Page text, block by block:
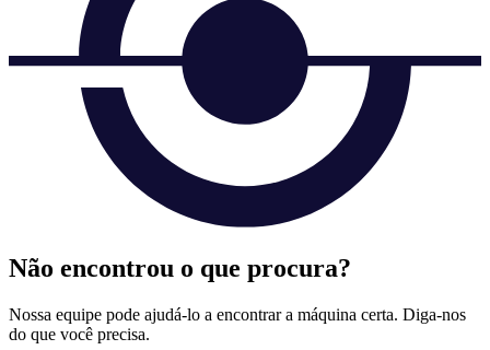
Não encontrou o que procura?
Nossa equipe pode ajudá-lo a encontrar a máquina certa. Diga-nos
do que você precisa.